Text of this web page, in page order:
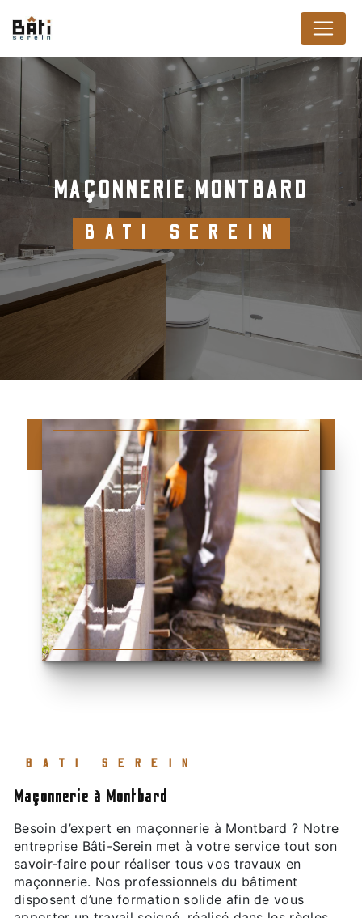
MAÇONNERIE MONTBARD
BATI SEREIN
BATI SEREIN
maçonnerie à Montbard
Besoin d’expert en maçonnerie à Montbard ? Notre
entreprise Bâti-Serein met à votre service tout son
savoir-faire pour réaliser tous vos travaux en
maçonnerie. Nos professionnels du bâtiment
disposent d’une formation solide afin de vous